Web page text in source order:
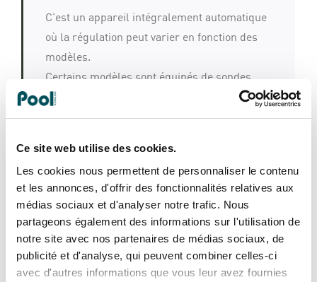
Ce site web utilise des cookies.
Les cookies nous permettent de personnaliser le contenu
et les annonces, d'offrir des fonctionnalités relatives aux
médias sociaux et d'analyser notre trafic. Nous
partageons également des informations sur l'utilisation de
notre site avec nos partenaires de médias sociaux, de
publicité et d'analyse, qui peuvent combiner celles-ci
avec d'autres informations que vous leur avez fournies
C'est un appareil intégralement automatique
où la régulation peut varier en fonction des
modèles.
Certains modèles sont équipés de sondes
ampérométriques, réputées pour leur très
grande précision et principalement destinées
mesurer le chlore libre contenu dans la
piscine afin de le réguler automatiquement.
Nos doseurs chlore